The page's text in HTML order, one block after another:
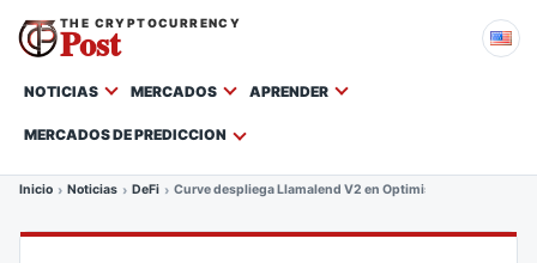
THE CRYPTOCURRENCY
Post
NOTICIAS MERCADOS APRENDER
MERCADOS DE PREDICCION
Inicio Noticias DeFi Curve despliega Llamalend V2 en Optimism con soporte